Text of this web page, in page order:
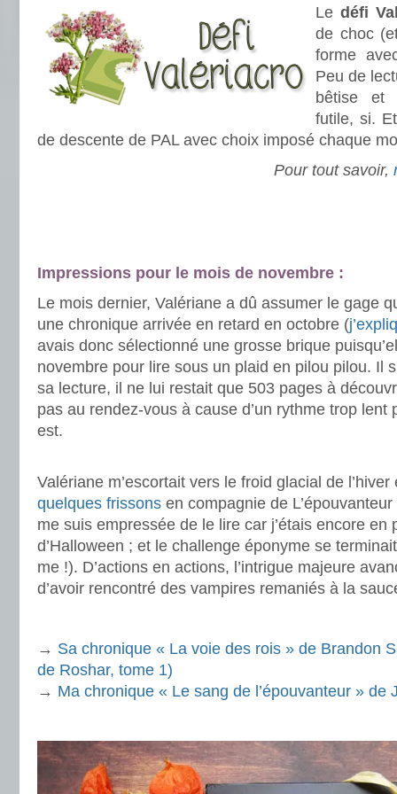
Le défi
de choc
forme
Peu de
bêtise et
futile, si.
de descente de PAL avec choix imposé chaque
Pour tout savoir,
Impressions pour le mois de novembre :
Le mois dernier, Valériane a dû assumer le gage
une chronique arrivée en retard en octobre (
avais donc sélectionné une grosse brique
novembre pour lire sous un plaid en pilou pilou. Il
sa lecture, il ne lui restait que 503 pages à
pas au rendez-vous à cause d’un rythme trop lent
est.
Valériane m’escortait vers le froid glacial de
quelques frissons en compagnie de
me suis empressée de le lire car j’étais encore en
d’Halloween ; et le challenge éponyme se
me !). D’actions en actions, l’intrigue majeure
d’avoir rencontré des vampires remaniés à la
→ Sa chronique « La voie des rois » de Brandon
de Roshar, tome 1)
→ Ma chronique « Le sang de l’épouvanteur » de